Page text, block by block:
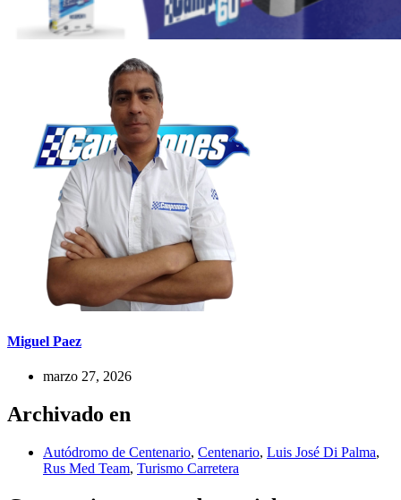
Miguel Paez
marzo 27, 2026
Archivado en
Autódromo de Centenario, Centenario, Luis José Di Palma,
Rus Med Team, Turismo Carretera